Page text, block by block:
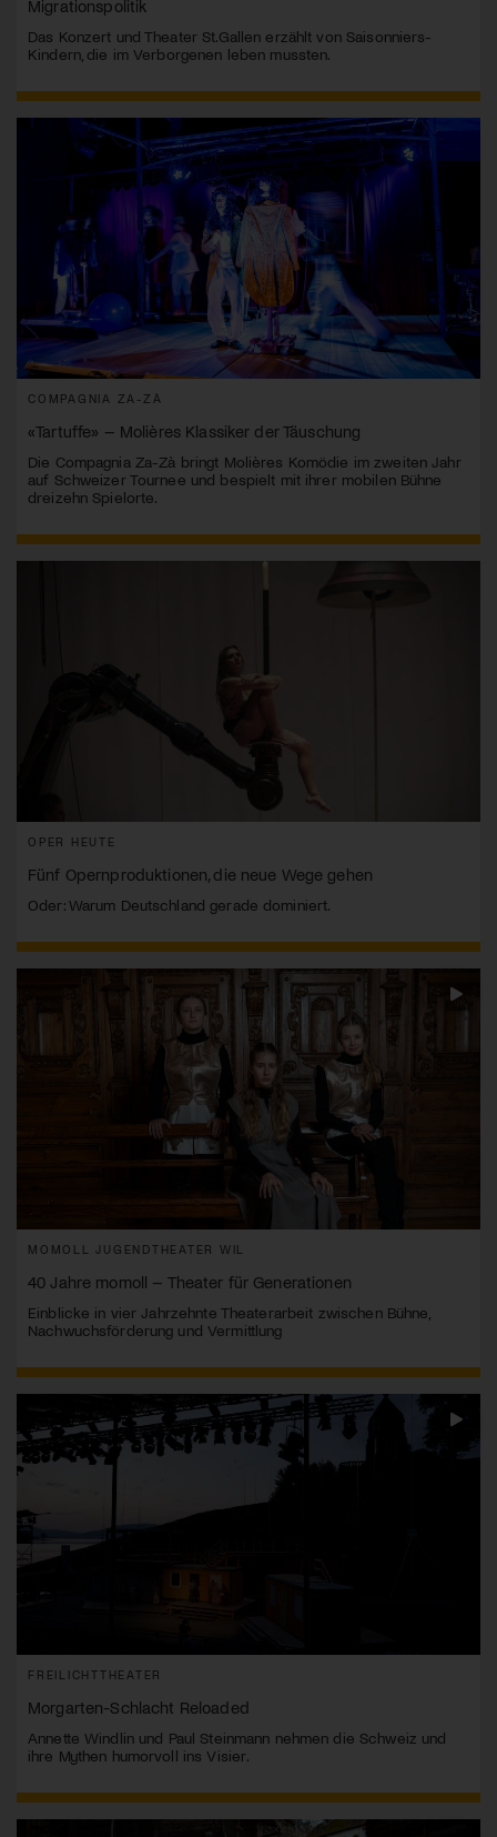
Migrationspolitik
Das Konzert und Theater St.Gallen erzählt von Saisonniers-
Kindern, die im Verborgenen leben mussten.
COMPAGNIA ZA-ZÀ
«Tartuffe» – Molières Klassiker der Täuschung
Die Compagnia Za-Zà bringt Molières Komödie im zweiten Jahr
auf Schweizer Tournee und bespielt mit ihrer mobilen Bühne
dreizehn Spielorte.
OPER HEUTE
Fünf Opernproduktionen, die neue Wege gehen
Oder: Warum Deutschland gerade dominiert.
MOMOLL JUGENDTHEATER WIL
40 Jahre momoll – Theater für Generationen
Einblicke in vier Jahrzehnte Theaterarbeit zwischen Bühne,
Nachwuchsförderung und Vermittlung
FREILICHTTHEATER
Morgarten-Schlacht Reloaded
Annette Windlin und Paul Steinmann nehmen die Schweiz und
ihre Mythen humorvoll ins Visier.